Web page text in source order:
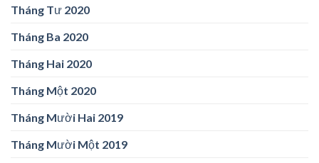
Tháng Tư 2020
Tháng Ba 2020
Tháng Hai 2020
Tháng Một 2020
Tháng Mười Hai 2019
Tháng Mười Một 2019